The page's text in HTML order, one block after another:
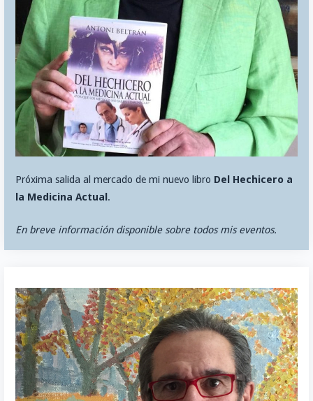
Próxima salida al mercado de mi nuevo libro Del Hechicero a
la Medicina Actual .
En breve información disponible sobre todos mis eventos.